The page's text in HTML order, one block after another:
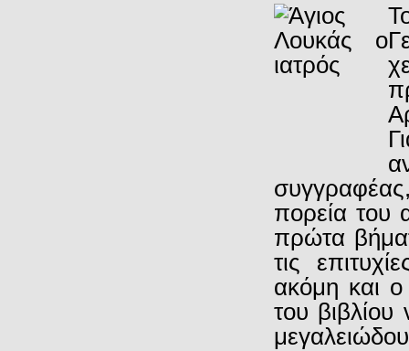
πορεία του
πρώτα
τις
ακόμη και ο
του